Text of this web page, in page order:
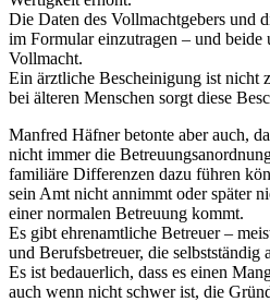
Die Daten des Vollmachtgebers und
im Formular einzutragen – und beide
Vollmacht.
Ein ärztliche Bescheinigung ist nicht
bei älteren Menschen sorgt diese
Manfred Häfner betonte aber auch,
nicht immer die
familiäre Differenzen dazu führen
sein Amt nicht annimmt oder später
einer normalen Betreuung kommt.
Es gibt ehrenamtliche Betreuer –
und Berufsbetreuer, die selbstständig
Es ist bedauerlich, dass es einen
auch wenn nicht schwer ist, die